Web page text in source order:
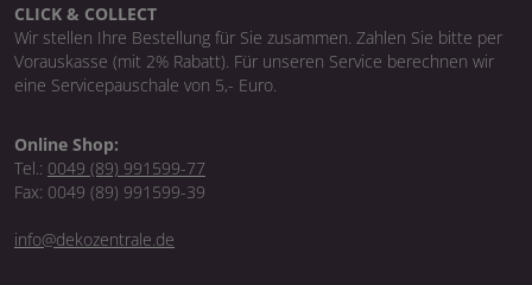
CLICK & COLLECT
Wir stellen Ihre Bestellung für Sie zusammen. Zahlen Sie bitte per
Vorauskasse (mit 2% Rabatt). Für unseren Service berechnen wir
eine Servicepauschale von 5,- Euro.
Online Shop:
Tel.: 0049 (89) 991599-77
Fax: 0049 (89) 991599-39
info@dekozentrale.de